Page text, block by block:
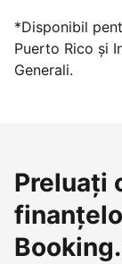
*Disponibil
Puerto Rico și
Generali.
Preluați